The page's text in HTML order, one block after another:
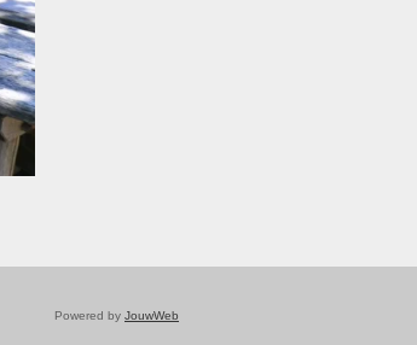
Powered by JouwWeb